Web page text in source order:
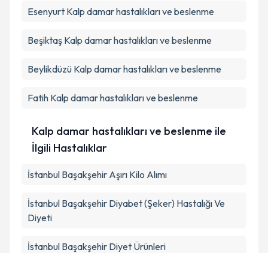
Esenyurt Kalp damar hastalıkları ve beslenme
Beşiktaş Kalp damar hastalıkları ve beslenme
Beylikdüzü Kalp damar hastalıkları ve beslenme
Fatih Kalp damar hastalıkları ve beslenme
Kalp damar hastalıkları ve beslenme ile
İlgili Hastalıklar
İstanbul Başakşehir Aşırı Kilo Alımı
İstanbul Başakşehir Diyabet (Şeker) Hastalığı Ve
Diyeti
İstanbul Başakşehir Diyet Ürünleri